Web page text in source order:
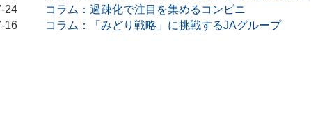
24
コラム：過疎化で注目を集めるコンビニ
16
コラム：「みどり戦略」に挑戦するJAグループ